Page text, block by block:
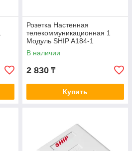
Розетка Настенная
телекоммуникационная 1
Модуль SHIP A184-1
В наличии
2 830 ₸
Купить